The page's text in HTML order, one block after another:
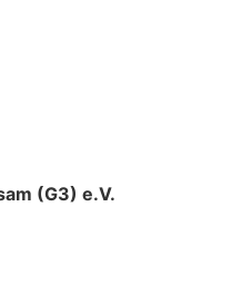
(G3) e.V.